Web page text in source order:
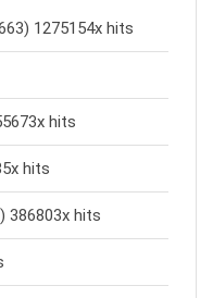
1275154x hits
hits
hits
386803x hits